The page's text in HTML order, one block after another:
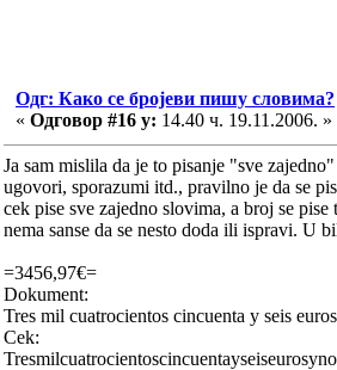
Одг: Како се бројеви пишу словима?
« Одговор #16 у: 14.40 ч. 19.11.2006. »
Ja sam mislila da je to pisanje "sve
ugovori, sporazumi itd., pravilno je da se
cek pise sve zajedno slovima, a broj se
nema sanse da se nesto doda ili ispravi. U
=3456,97€=
Dokument:
Tres mil cuatrocientos cincuenta y seis
Cek: